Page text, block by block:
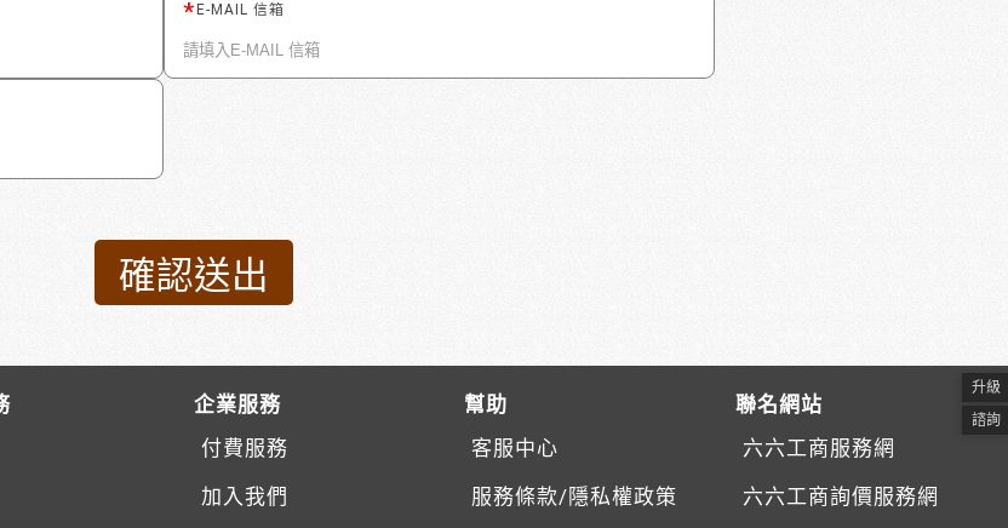
E-MAIL 信箱
企業服務
付費服務
加入我們
幫助
客服中心
服務條款/隱私權政策
聯名網站
六六工商服務網
六六工商詢價服務網
升級
諮詢